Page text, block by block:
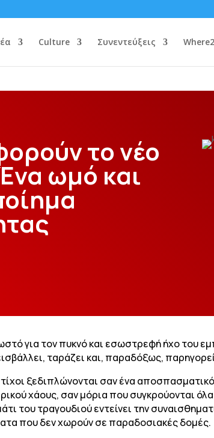
Culture Συνεντεύξεις
το νέο
ωμό και
για τον πυκνό και εσωστρεφή ήχο του
ταράζει και, παραδόξως,
ξεδιπλώνονται σαν ένα
χάους, σαν μόρια που συγκρούονται
του τραγουδιού εντείνει την
που δεν χωρούν σε παραδοσιακές δομές.